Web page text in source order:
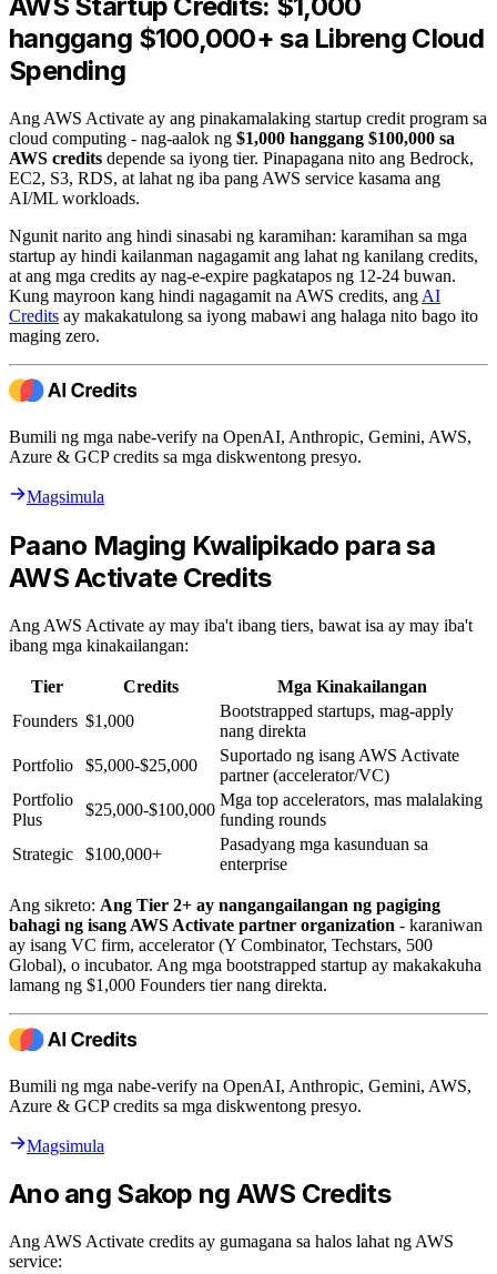
hanggang $100,000+ sa Libreng Cloud
Spending
Ang AWS Activate ay ang pinakamalaking startup credit program sa
cloud computing - nag-aalok ng $1,000 hanggang $100,000 sa
AWS credits depende sa iyong tier. Pinapagana nito ang Bedrock,
EC2, S3, RDS, at lahat ng iba pang AWS service kasama ang
AI/ML workloads.
Ngunit narito ang hindi sinasabi ng karamihan: karamihan sa mga
startup ay hindi kailanman nagagamit ang lahat ng kanilang credits,
at ang mga credits ay nag-e-expire pagkatapos ng 12-24 buwan.
Kung mayroon kang hindi nagagamit na AWS credits, ang AI
Credits ay makakatulong sa iyong mabawi ang halaga nito bago ito
maging zero.
Bumili ng mga nabe-verify na OpenAI, Anthropic, Gemini, AWS,
Azure & GCP credits sa mga diskwentong presyo.
Magsimula
Paano Maging Kwalipikado para sa
AWS Activate Credits
Ang AWS Activate ay may iba't ibang tiers, bawat isa ay may iba't
ibang mga kinakailangan:
Tier Credits
Mga Kinakailangan
Founders $1,000
Bootstrapped startups, mag-apply
nang direkta
Portfolio
$5,000-$25,000
Suportado ng isang AWS Activate
partner (accelerator/VC)
Portfolio
Plus
$25,000-$100,000
Mga top accelerators, mas malalaking
funding rounds
Strategic
$100,000+
Pasadyang mga kasunduan sa
enterprise
Ang sikreto: Ang Tier 2+ ay nangangailangan ng pagiging
bahagi ng isang AWS Activate partner organization - karaniwan
ay isang VC firm, accelerator (Y Combinator, Techstars, 500
Global), o incubator. Ang mga bootstrapped startup ay makakakuha
lamang ng $1,000 Founders tier nang direkta.
Bumili ng mga nabe-verify na OpenAI, Anthropic, Gemini, AWS,
Azure & GCP credits sa mga diskwentong presyo.
Magsimula
Ano ang Sakop ng AWS Credits
Ang AWS Activate credits ay gumagana sa halos lahat ng AWS
service: